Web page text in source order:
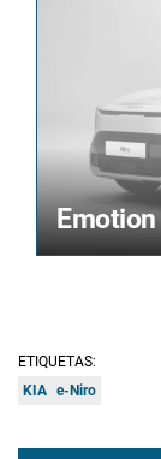
Emotion
ETIQUETAS:
KIA e-Niro